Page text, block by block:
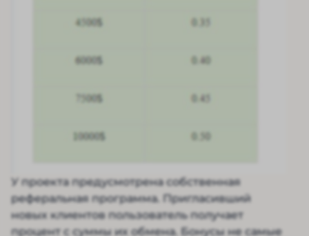
У проекта предусмотрена собственная
реферальная программа. Пригласивший
новых клиентов пользователь получает
процент с суммы их обмена. Бонусы не самые